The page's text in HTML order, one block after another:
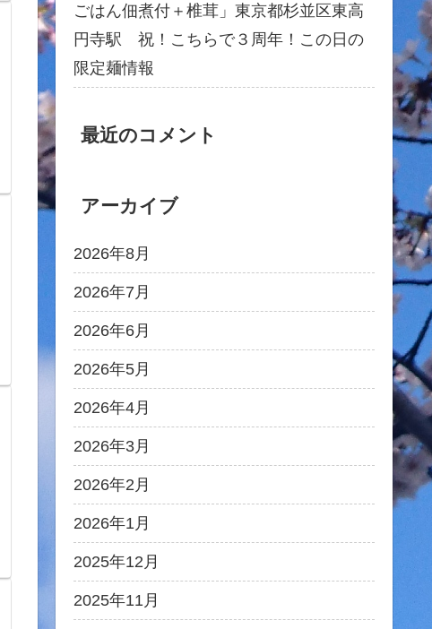
ごはん佃煮付＋椎茸」東京都杉並区東高
円寺駅 祝！こちらで３周年！この日の
限定麺情報
最近のコメント
アーカイブ
2026年8月
2026年7月
2026年6月
2026年5月
2026年4月
2026年3月
2026年2月
2026年1月
2025年12月
2025年11月